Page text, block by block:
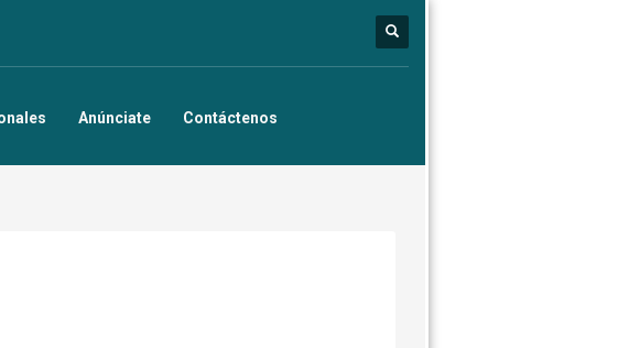
Anúnciate Contáctenos